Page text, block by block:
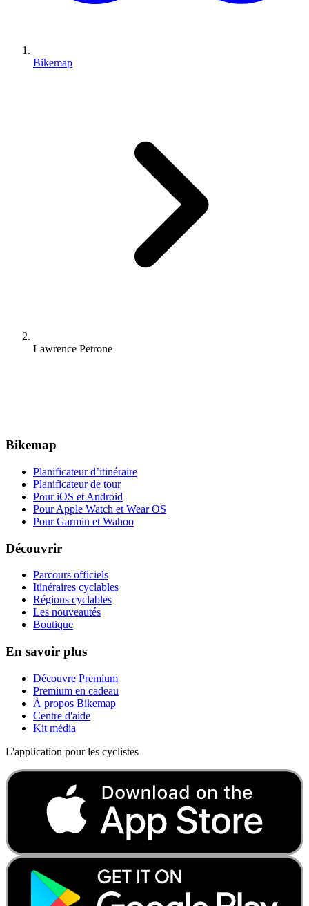
Bikemap
Lawrence Petrone
Bikemap
Planificateur d’itinéraire
Planificateur de tour
Pour iOS et Android
Pour Apple Watch et Wear OS
Pour Garmin et Wahoo
Découvrir
Parcours officiels
Itinéraires cyclables
Régions cyclables
Les nouveautés
Boutique
En savoir plus
Découvre Premium
Premium en cadeau
À propos Bikemap
Centre d'aide
Kit média
L'application pour les cyclistes